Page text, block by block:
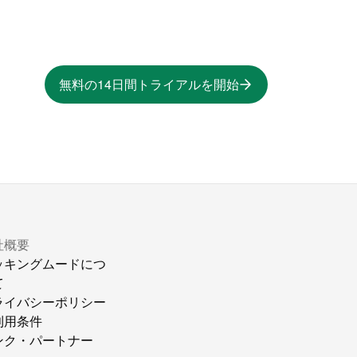
無料の14日間トライアルを開始
概要
キングムードにつ
イバシーポリシー
用条件
ク・パートナー